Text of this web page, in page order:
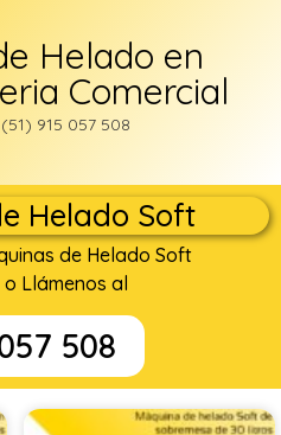
Helado en
Comercial
915 057 508
Helado Soft
de Helado Soft
o Llámenos al
508